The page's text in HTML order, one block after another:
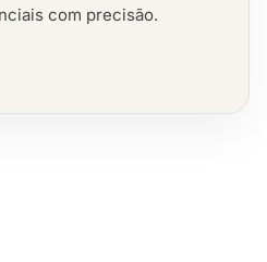
com precisão.